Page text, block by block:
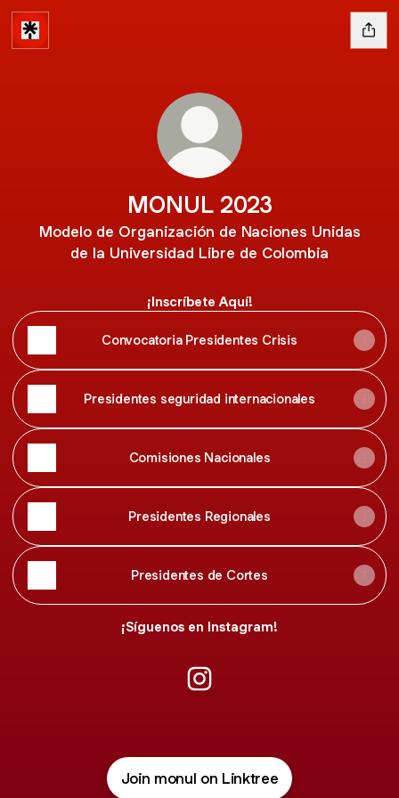
MONUL 2023
Modelo de Organización de Naciones Unidas
de la Universidad Libre de Colombia
¡Inscríbete Aquí!
Convocatoria Presidentes Crisis
Presidentes seguridad internacionales
Comisiones Nacionales
Presidentes Regionales
Presidentes de Cortes
¡Síguenos en Instagram!
Join monul on Linktree